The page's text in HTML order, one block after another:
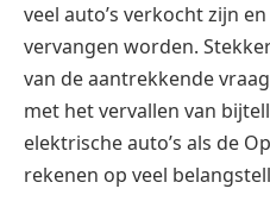
veel auto’s verkocht zijn
vervangen worden.
van de aantrekkende
met het vervallen van
elektrische auto’s als de
rekenen op veel